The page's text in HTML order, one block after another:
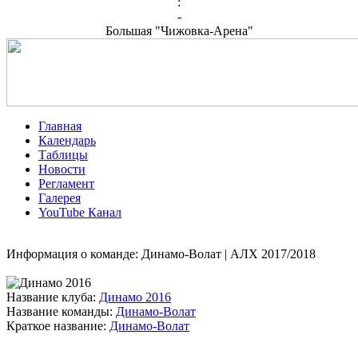
-
Большая "Чижовка-Арена"
Главная
Календарь
Таблицы
Новости
Регламент
Галерея
YouTube Канал
Информация о команде: Динамо-Волат | АЛХ 2017/2018
Название клуба: Динамо 2016
Название команды: Динамо-Волат
Краткое название: Динамо-Волат